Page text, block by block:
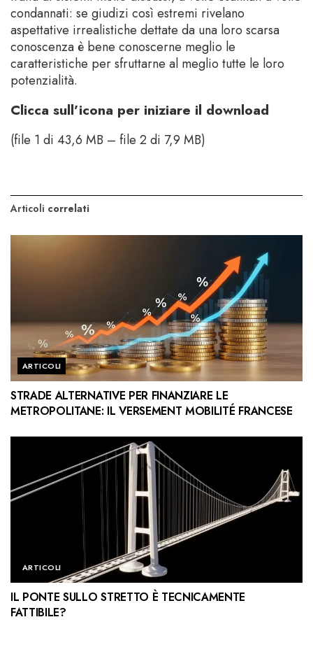
condannati: se giudizi così estremi rivelano
aspettative irrealistiche dettate da una loro scarsa
conoscenza è bene conoscerne meglio le
caratteristiche per sfruttarne al meglio tutte le loro
potenzialità.
Clicca sull’icona per iniziare il download
(file 1 di 43,6 MB – file 2 di 7,9 MB)
Articoli correlati
ARTICOLI
STRADE ALTERNATIVE PER FINANZIARE LE
METROPOLITANE: IL VERSEMENT MOBILITÉ FRANCESE
ARTICOLI
IL PONTE SULLO STRETTO È TECNICAMENTE
FATTIBILE?